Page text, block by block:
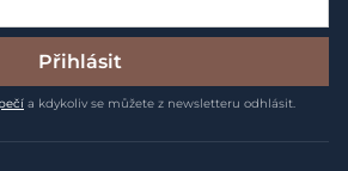
Přihlásit
a kdykoliv se můžete z newsletteru odhlásit.